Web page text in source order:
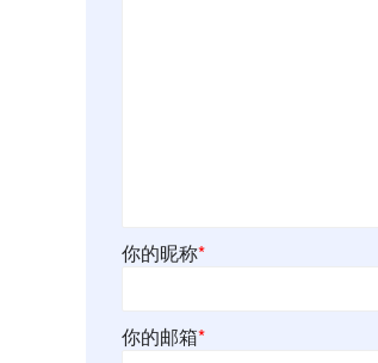
你的昵称*
你的邮箱*